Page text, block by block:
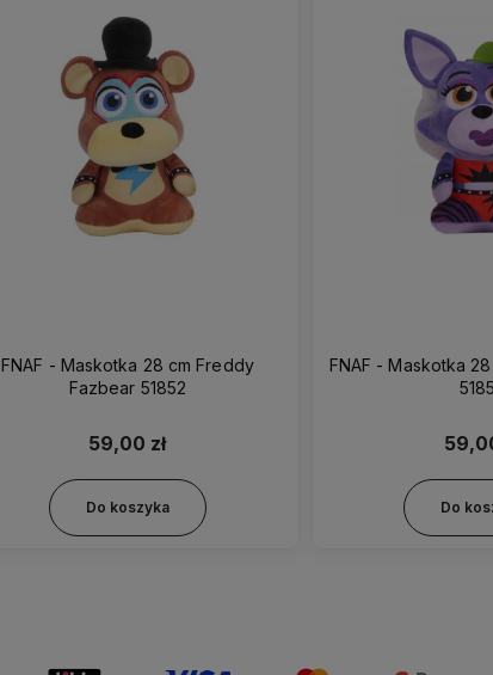
FNAF - Maskotka 28 cm Freddy
Fazbear 51852
59,00 zł
Do koszyka
FNAF - Maskotka 28 cm Roxanne Wolf
Do